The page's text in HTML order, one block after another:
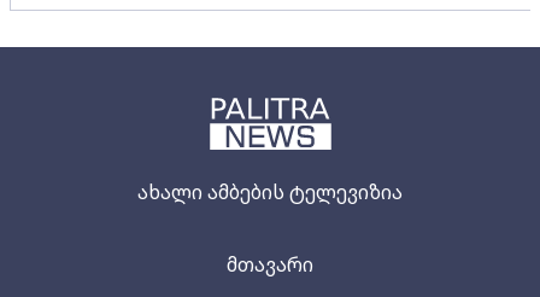
ახალი ამბების ტელევიზია
მთავარი